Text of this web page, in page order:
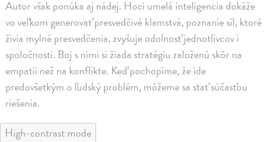
Autor však ponúka aj nádej. Hoci umelá inteligencia dokáže
vo veľkom generovať presvedčivé klamstvá, poznanie síl, ktoré
živia mylné presvedčenia, zvyšuje odolnosť jednotlivcov i
spoločnosti. Boj s nimi si žiada stratégiu založenú skôr na
empatii než na konflikte. Keď pochopíme, že ide
predovšetkým o ľudský problém, môžeme sa stať súčasťou
riešenia.
High-contrast mode